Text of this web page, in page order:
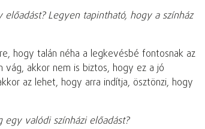
Legyen tapintható, hogy a színház
hogy talán néha a legkevésbé fontosnak az
vág, akkor nem is biztos, hogy ez a jó
az lehet, hogy arra indítja, ösztönzi, hogy
valódi színházi előadást?